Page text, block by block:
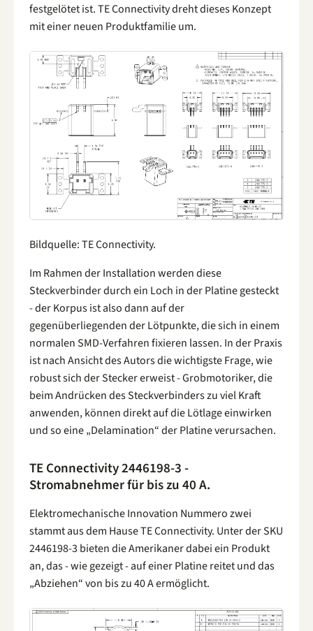
festgelötet ist. TE Connectivity dreht dieses Konzept
mit einer neuen Produktfamilie um.
Bildquelle: TE Connectivity.
Im Rahmen der Installation werden diese
Steckverbinder durch ein Loch in der Platine gesteckt
- der Korpus ist also dann auf der
gegenüberliegenden der Lötpunkte, die sich in einem
normalen SMD-Verfahren fixieren lassen. In der Praxis
ist nach Ansicht des Autors die wichtigste Frage, wie
robust sich der Stecker erweist - Grobmotoriker, die
beim Andrücken des Steckverbinders zu viel Kraft
anwenden, können direkt auf die Lötlage einwirken
und so eine „Delamination“ der Platine verursachen.
TE Connectivity 2446198-3 -
Stromabnehmer für bis zu 40 A.
Elektromechanische Innovation Nummero zwei
stammt aus dem Hause TE Connectivity. Unter der SKU
2446198-3 bieten die Amerikaner dabei ein Produkt
an, das - wie gezeigt - auf einer Platine reitet und das
„Abziehen“ von bis zu 40 A ermöglicht.